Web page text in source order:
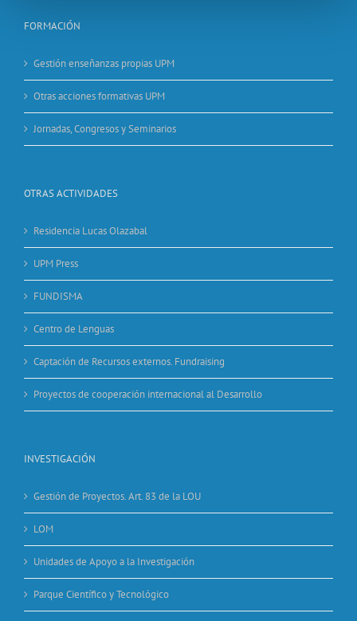
FORMACIÓN
Gestión enseñanzas propias UPM
Otras acciones formativas UPM
Jornadas, Congresos y Seminarios
OTRAS ACTIVIDADES
Residencia Lucas Olazabal
UPM Press
FUNDISMA
Centro de Lenguas
Captación de Recursos externos. Fundraising
Proyectos de cooperación internacional al Desarrollo
INVESTIGACIÓN
Gestión de Proyectos. Art. 83 de la LOU
LOM
Unidades de Apoyo a la Investigación
Parque Científico y Tecnológico